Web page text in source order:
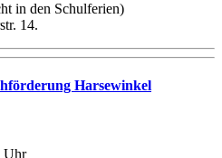
in den Schulferien)
14.
Harsewinkel
Uhr